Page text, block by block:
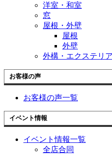
洋室・和室
窓
屋根・外壁
屋根
外壁
外構・エクステリア
お客様の声
お客様の声一覧
イベント情報
イベント情報一覧
全店合同